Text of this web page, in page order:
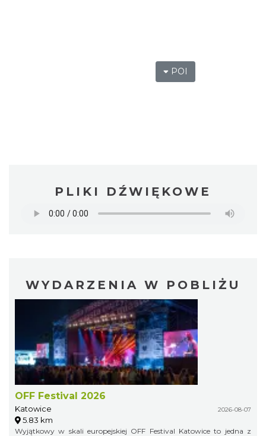
POI
PLIKI DŹWIĘKOWE
WYDARZENIA W POBLIŻU
OFF Festival 2026
Katowice 2026-08-07
5.83 km
Wyjątkowy w skali europejskiej OFF Festival Katowice to jedna z